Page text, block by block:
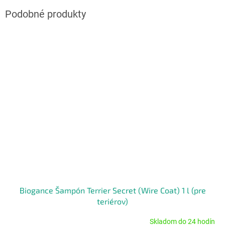
Biogance Šampón Terrier Secret (Wire Coat) 1 l (pre
teriérov)
Skladom do 24 hodín